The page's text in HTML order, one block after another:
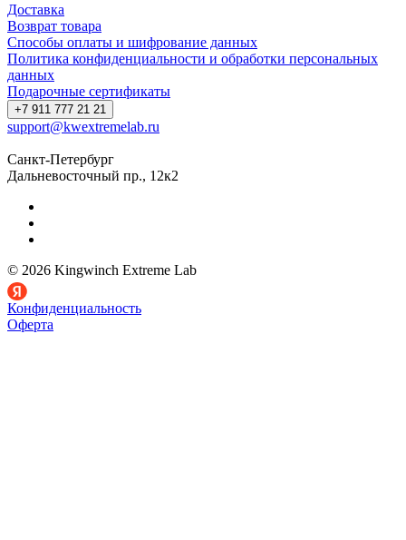
Доставка
Возврат товара
Способы оплаты и шифрование данных
Политика конфиденциальности и обработки персональных
данных
Подарочные сертификаты
+7 911 777 21 21
support@kwextremelab.ru
Санкт-Петербург
Дальневосточный пр., 12к2
© 2026 Kingwinch Extreme Lab
Конфиденциальность
Оферта